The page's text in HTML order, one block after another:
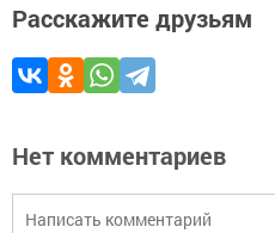
Расскажите друзьям
Нет комментариев